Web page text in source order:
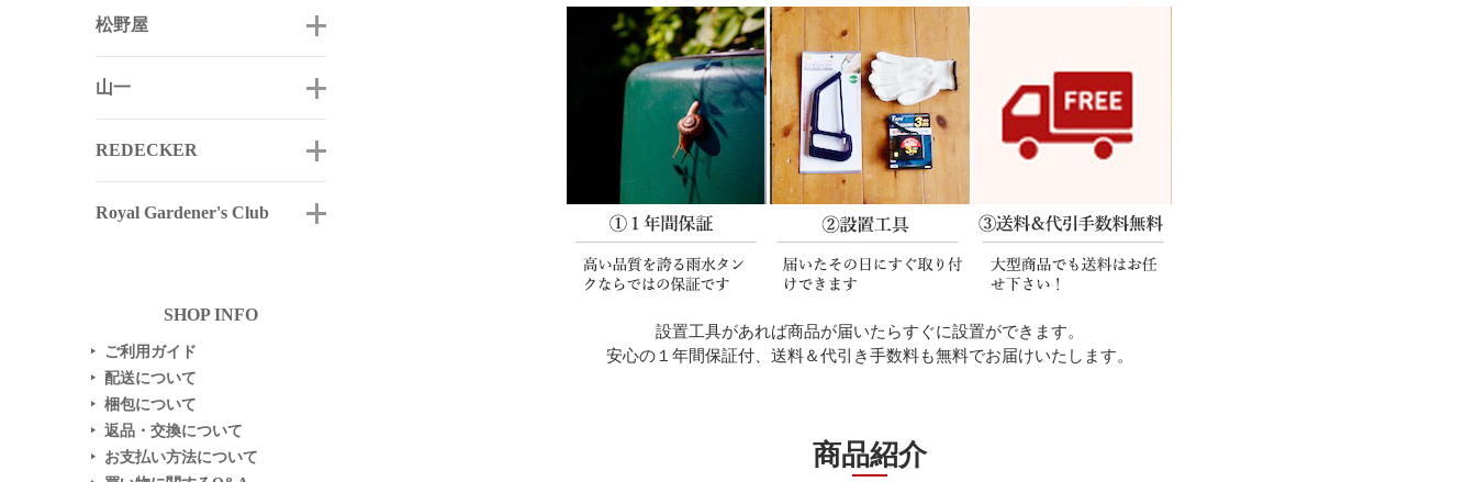
松野屋
山一
REDECKER
Royal Gardener's Club
SHOP INFO
▶ ご利用ガイド
▶ 配送について
▶ 梱包について
▶ 返品・交換について
▶ お支払い方法について
設置工具があれば商品が届いたらすぐに設置ができます。
安心の１年間保証付、送料＆代引き手数料も無料でお届けいたします。
商品紹介